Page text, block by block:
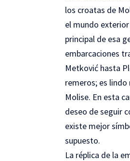
los croatas de
el mundo
principal de esa
embarcaciones
Metković hasta
remeros; es
Molise. En esta
deseo de seguir
existe mejor
supuesto.
La réplica de la